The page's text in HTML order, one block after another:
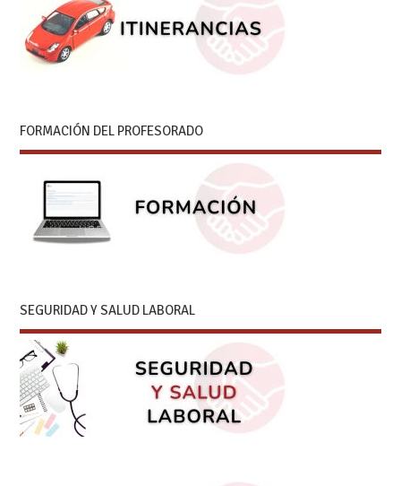
FORMACIÓN DEL PROFESORADO
SEGURIDAD Y SALUD LABORAL